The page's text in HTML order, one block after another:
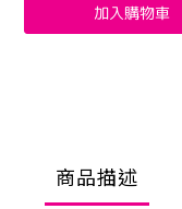
加入購物車
商品描述